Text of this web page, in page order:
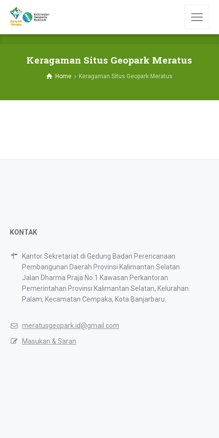
Keragaman Situs Geopark Meratus
Home Keragaman Situs Geopark Meratus
KONTAK
Kantor Sekretariat di Gedung Badan Perencanaan
Pembangunan Daerah Provinsi Kalimantan Selatan
Jalan Dharma Praja No.1 Kawasan Perkantoran
Pemerintahan Provinsi Kalimantan Selatan, Kelurahan
Palam, Kecamatan Cempaka, Kota Banjarbaru.
meratusgeopark.id@gmail.com
Masukan & Saran